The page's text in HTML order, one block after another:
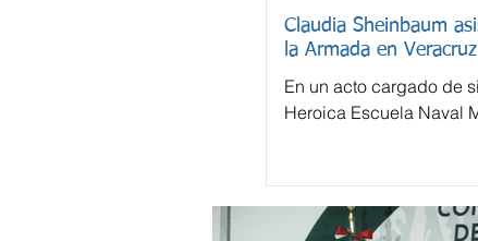
Claudia Sheinbaum
la Armada en Veracruz
En un acto cargado de
Heroica Escuela Naval